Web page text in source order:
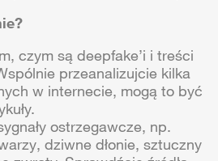
czym są deepfake’i i treści
przeanalizujcie kilka
w internecie, mogą to być
ostrzegawcze, np.
dziwne dłonie, sztuczny